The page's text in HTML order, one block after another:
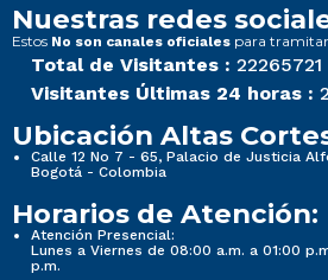
Nuestras redes
Estos No son canales oficiales para tramitar
Total de Visitantes : 22265721
Visitantes Últimas 24 horas :
Ubicación Altas
Calle 12 No 7 - 65, Palacio de Justicia
Bogotá - Colombia
Horarios de Atención:
Atención Presencial:
Lunes a Viernes de 08:00 a.m. a 01:00
p.m.